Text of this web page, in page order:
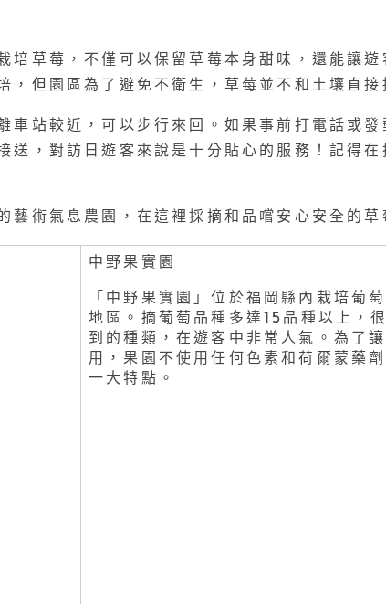
培草莓，不僅可以保留草莓本身甜味，還能讓遊
，但園區為了避免不衛生，草莓並不和土壤直接
車站較近，可以步行來回。如果事前打電話或發
送，對訪日遊客來說是十分貼心的服務！記得在
藝術氣息農園，在這裡採摘和品嚐安心安全的草
中野果實園
「中野果實園」位於福岡縣內栽培葡
地區。摘葡萄品種多達15品種以上，
到的種類，在遊客中非常人氣。為了
用，果園不使用任何色素和荷爾蒙藥
一大特點。